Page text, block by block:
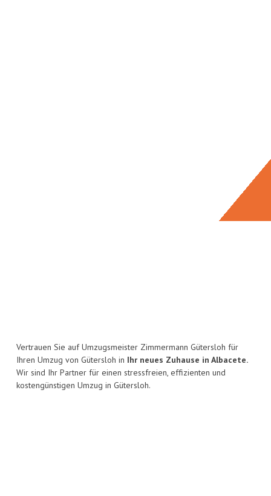
Vertrauen Sie auf Umzugsmeister Zimmermann Gütersloh für
Ihren Umzug von Gütersloh in Ihr neues Zuhause in Albacete.
Wir sind Ihr Partner für einen stressfreien, effizienten und
kostengünstigen Umzug in Gütersloh.